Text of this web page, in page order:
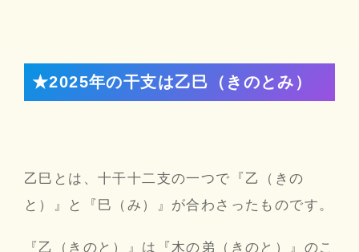
★2025年の干支は乙巳（きのとみ）
乙巳とは、十干十二支の一つで『乙（きの
と）』と『巳（み）』が合わさったものです。
『乙（きのと）』は『木の弟（きのと）』のこ